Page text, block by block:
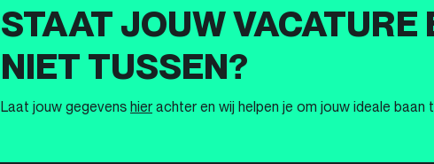
STAAT JOUW VACATURE
NIET TUSSEN?
Laat jouw gegevens hierachter en wij helpen je om jouw ideale baan